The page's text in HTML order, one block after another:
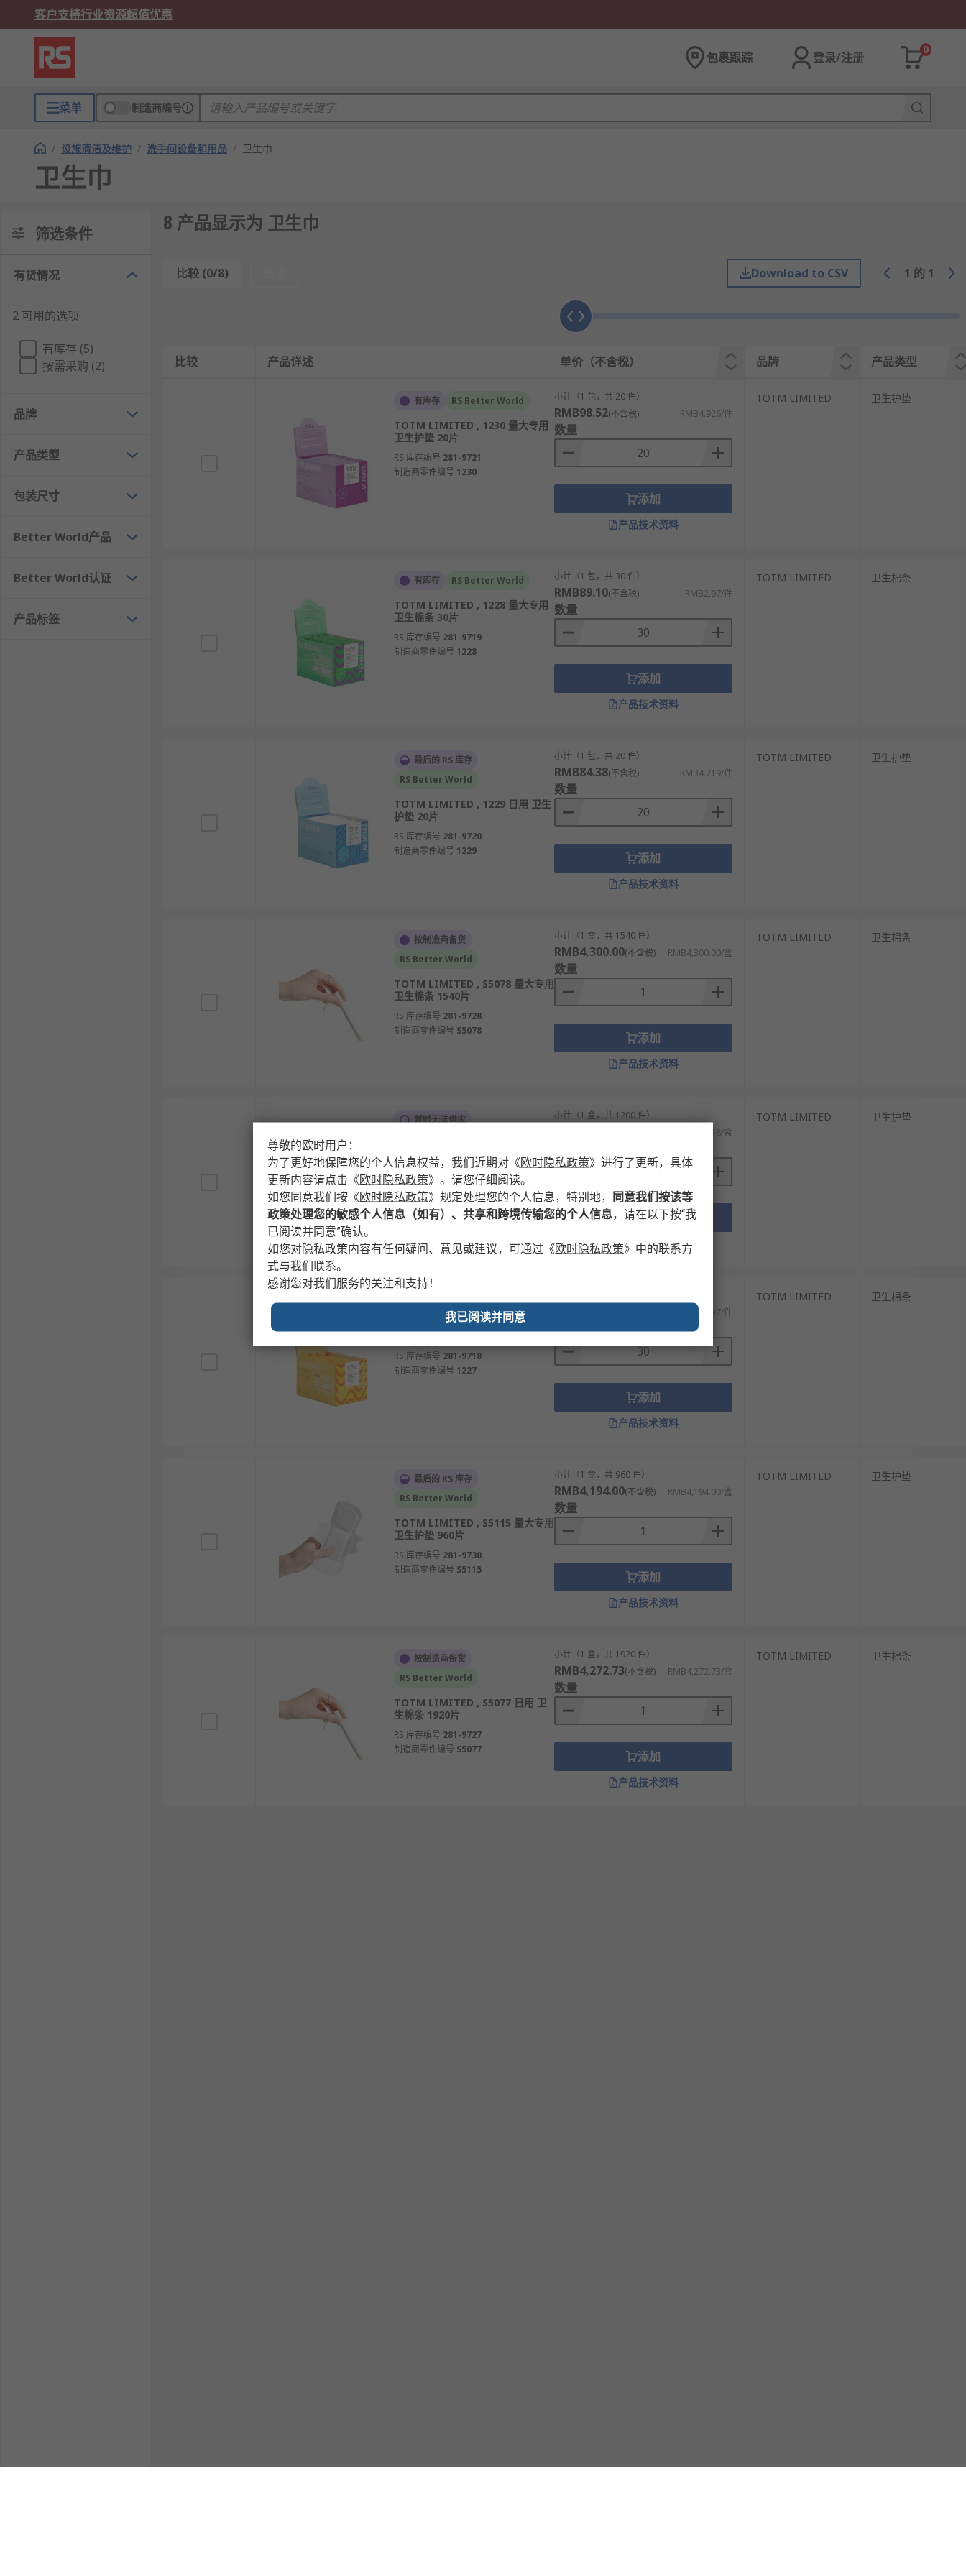
客户支持行业资源超值优惠
包裹跟踪 登录/注册
0
菜单 制造商编号
/ 设施清洁及维护 / 洗手间设备和用品 / 卫生巾
卫生巾
筛选条件
有货情况
2 可用的选项
有库存 (5)
按需采购 (2)
品牌
产品类型
包装尺寸
Better World产品
Better World认证
产品标签
8 产品显示为 卫生巾
比较 (0/8) Download to CSV 1 的 1
比较 产品详述 单价（不含税） 品牌 产品类型
有库存 RS Better World
TOTM LIMITED , 1230 量大专用
卫生护垫 20片
RS 库存编号 281-9721
制造商零件编号 1230
小计（1 包，共 20 件）
RMB98.52(不含税) RMB4.926/件
数量
添加
产品技术资料
TOTM LIMITED 卫生护垫
有库存 RS Better World
TOTM LIMITED , 1228 量大专用
卫生棉条 30片
RS 库存编号 281-9719
制造商零件编号 1228
小计（1 包，共 30 件）
RMB89.10(不含税) RMB2.97/件
数量
添加
产品技术资料
TOTM LIMITED 卫生棉条
最后的 RS 库存
RS Better World
TOTM LIMITED , 1229 日用 卫生
护垫 20片
RS 库存编号 281-9720
制造商零件编号 1229
小计（1 包，共 20 件）
RMB84.38(不含税) RMB4.219/件
数量
添加
产品技术资料
TOTM LIMITED 卫生护垫
按制造商备货
RS Better World
TOTM LIMITED , S5078 量大专用
卫生棉条 1540片
RS 库存编号 281-9728
制造商零件编号 S5078
小计（1 盒，共 1540 件）
RMB4,300.00(不含税) RMB4,300.00/盒
数量
添加
产品技术资料
TOTM LIMITED 卫生棉条
暂时无法供应
TOTM LIMITED , S5114 日用 卫
生护垫 1200片
RS 库存编号281-9729
制造商零件编号
S5114
小计（1 盒，共 1200 件）
RMB4,374.18/盒
添加
产品技术资料
TOTM LIMITED 卫生护垫
TOTM LIMITED , 1227 日用 卫生
棉条 30片
RS 库存编号 281-9718
制造商零件编号 1227
RMB2.97/件
数量
添加
产品技术资料
TOTM LIMITED 卫生棉条
最后的 RS 库存
RS Better World
TOTM LIMITED , S5115 量大专用
卫生护垫 960片
RS 库存编号 281-9730
制造商零件编号 S5115
小计（1 盒，共 960 件）
RMB4,194.00(不含税) RMB4,194.00/盒
数量
添加
产品技术资料
TOTM LIMITED 卫生护垫
按制造商备货
RS Better World
TOTM LIMITED , S5077 日用 卫
生棉条 1920片
RS 库存编号 281-9727
制造商零件编号 S5077
小计（1 盒，共 1920 件）
RMB4,272.73(不含税) RMB4,272.73/盒
数量
添加
产品技术资料
TOTM LIMITED 卫生棉条
尊敬的欧时用户：
为了更好地保障您的个人信息权益，我们近期对 《欧时隐私政策》 进行了更新，具体
更新内容请点击 《欧时隐私政策》 。请您仔细阅读。
如您同意我们按 《欧时隐私政策》 规定处理您的个人信息，特别地， 同意我们按该等
政策处理您的敏感个人信息（如有）、共享和跨境传输您的个人信息，请在以下按“我
已阅读并同意”确认。
如您对隐私政策内容有任何疑问、意见或建议，可通过 《欧时隐私政策》 中的联系方
式与我们联系。
感谢您对我们服务的关注和支持！
我已阅读并同意